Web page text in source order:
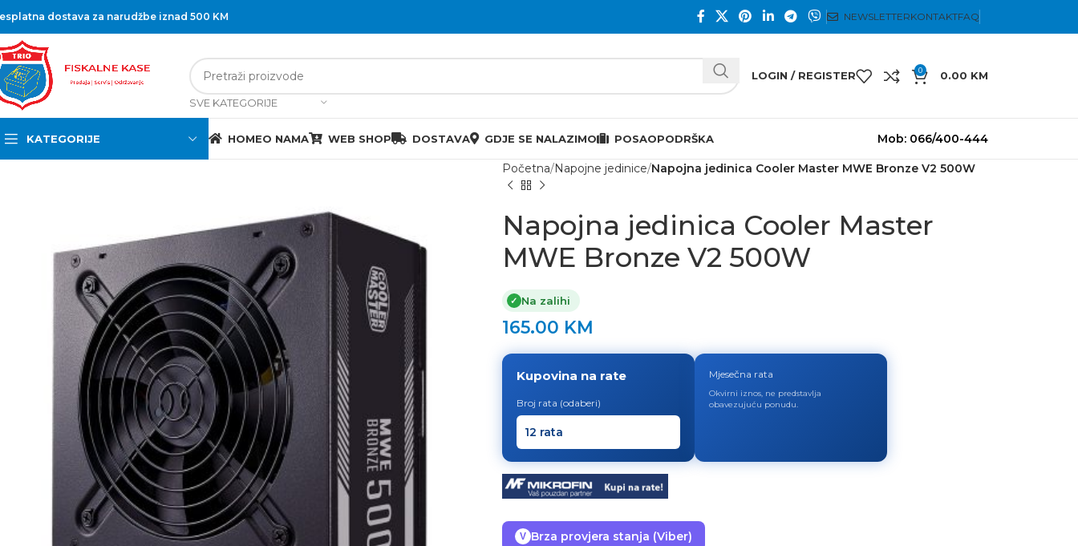
dostava za narudžbe iznad 500 KM NEWSLETTERKONTAKTFAQ
SVE KATEGORIJE
LOGIN / REGISTER 0 0.00 KM
KATEGORIJE HOMEO NAMA WEB SHOP DOSTAVA GDJE SE NALAZIMO POSAOPODRŠKA Mob: 066/400-444
Početna Napojne jedinice Napojna jedinica Cooler Master MWE Bronze V2 500W
Napojna jedinica Cooler Master
MWE Bronze V2 500W
✓ Na zalihi
165.00 KM
Kupovina na rate
Broj rata (odaberi)
Mjesečna rata
Okvirni iznos, ne predstavlja
obavezujuću ponudu.
V Brza provjera stanja (Viber)